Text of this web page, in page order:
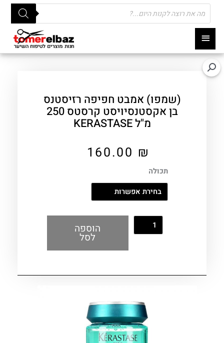
תפריט
ראשי
Products
search
(שמפו) אמבט חפיפה רזיסטנס
בן אקסטנסיויסט קרסטס 250
מ"ל KERASTASE
160.00 ₪
תכולה
הוספה
לסל